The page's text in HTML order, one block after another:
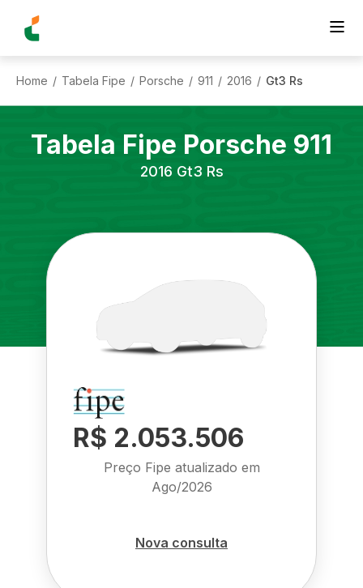
Home / Tabela Fipe / Porsche / 911 / 2016 / Gt3 Rs
Tabela Fipe Porsche 911
2016 Gt3 Rs
R$ 2.053.506
Preço Fipe atualizado em
Ago/2026
Nova consulta